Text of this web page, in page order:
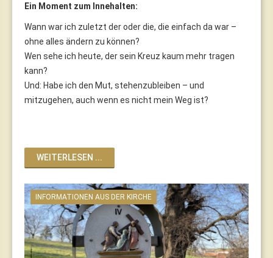
Ein Moment zum Innehalten:
Wann war ich zuletzt der oder die, die einfach da war –
ohne alles ändern zu können?
Wen sehe ich heute, der sein Kreuz kaum mehr tragen
kann?
Und: Habe ich den Mut, stehenzubleiben – und
mitzugehen, auch wenn es nicht mein Weg ist?
WEITERLESEN ...
INFORMATIONEN AUS DER KIRCHE